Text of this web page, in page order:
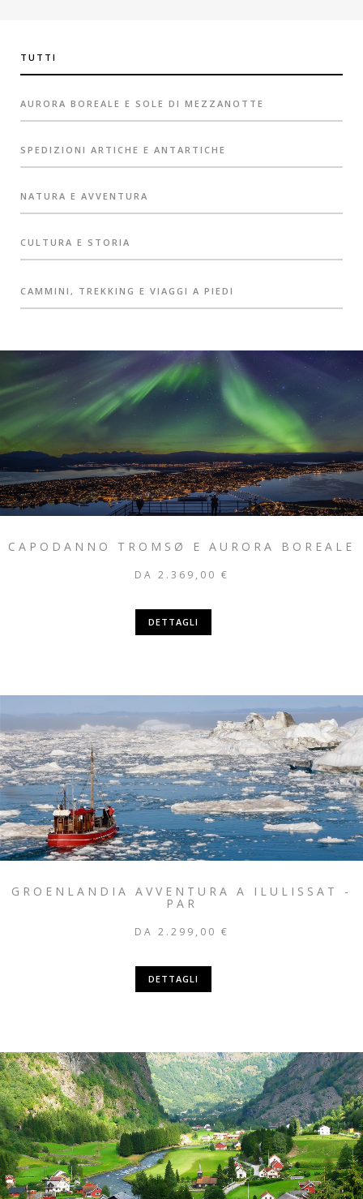
TUTTI
AURORA BOREALE E SOLE DI MEZZANOTTE
SPEDIZIONI ARTICHE E ANTARTICHE
NATURA E AVVENTURA
CULTURA E STORIA
CAMMINI, TREKKING E VIAGGI A PIEDI
CAPODANNO TROMSØ E AURORA BOREALE
DA 2.369,00 €
DETTAGLI
GROENLANDIA AVVENTURA A ILULISSAT -
PAR
DA 2.299,00 €
DETTAGLI